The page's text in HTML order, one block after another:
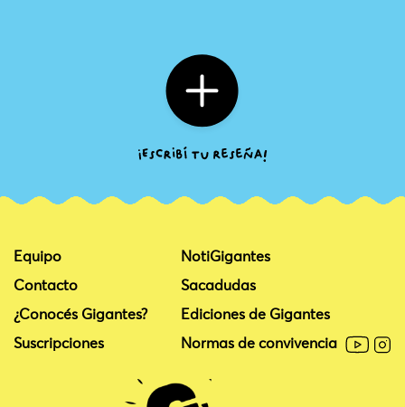
Equipo
Contacto
¿Conocés Gigantes?
Suscripciones
NotiGigantes
Sacadudas
Ediciones de Gigantes
Normas de convivencia